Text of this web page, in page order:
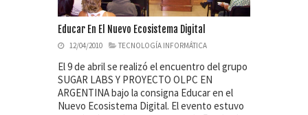
Educar En El Nuevo Ecosistema Digital
12/04/2010 TECNOLOGÍA INFORMÁTICA
El 9 de abril se realizó el encuentro del grupo
SUGAR LABS Y PROYECTO OLPC EN
ARGENTINA bajo la consigna Educar en el
Nuevo Ecosistema Digital. El evento estuvo